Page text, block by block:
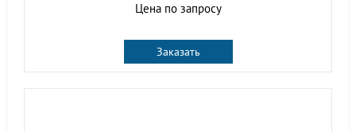
Цена по запросу
Заказать